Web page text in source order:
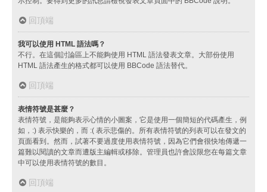
回頂端
我可以使用 HTML 語法嗎？
不行。在這個討論區上不能夠使用 HTML 語法發表文章。大部份使用
HTML 語法產生的格式都可以使用 BBCode 語法替代。
回頂端
表情符號是甚麼？
表情符號，是能夠表示心情的小圖案，它是使用一個簡短的代碼產生，例
如，:) 表示快樂的，而 :( 表示悲傷的。所有表情符號的列表可以在發文的
頁面看到。然而，試著不要過度使用表情符號，因為它們會很快地傳遞一
篇難以閱讀的文章而遭版主編輯或移除。管理員也許會設限您在每篇文章
中可以使用表情符號的數目。
回頂端